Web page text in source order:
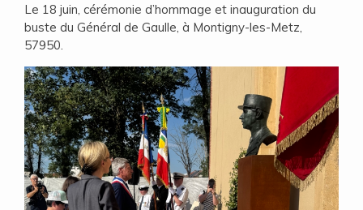
Le 18 juin, cérémonie d’hommage et inauguration du
buste du Général de Gaulle, à Montigny-les-Metz,
57950.